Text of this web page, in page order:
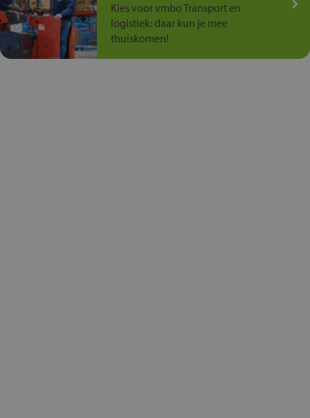
Kies voor vmbo Transport en
logistiek: daar kun je mee
thuiskomen!